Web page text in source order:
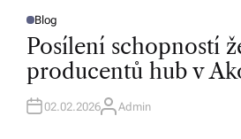
P
O
E
D
N
Blog
Posílení schopností
producentů hub v
02.02.2026A
Admin